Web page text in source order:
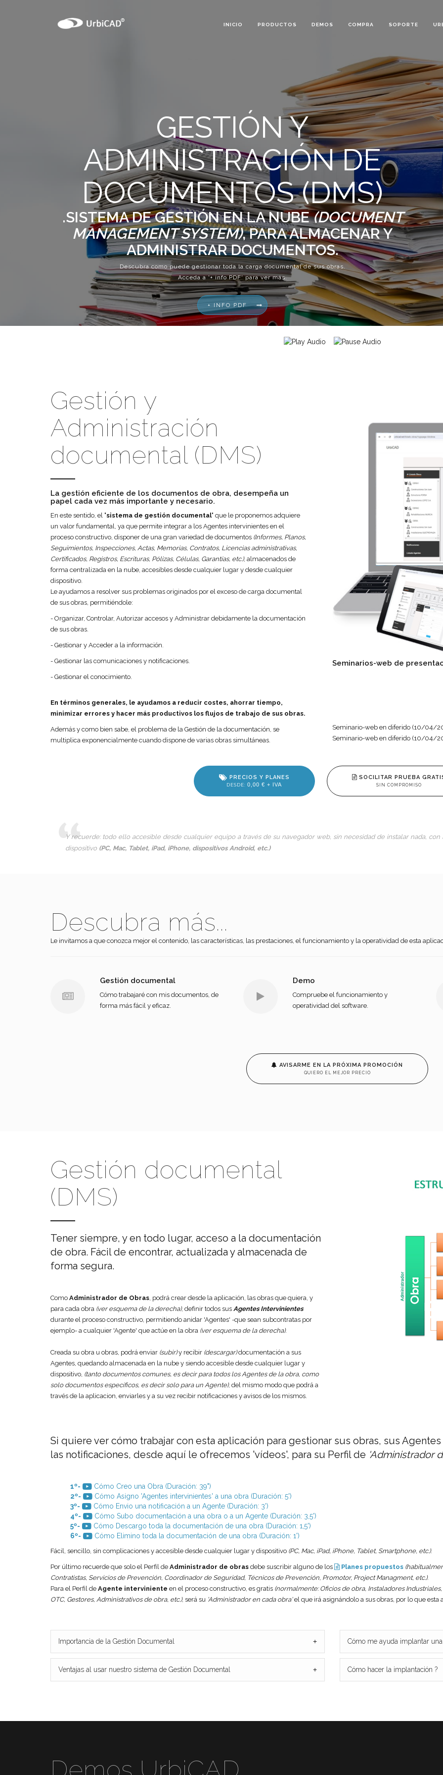
INICIO PRODUCTOS DEMOS COMPRA SOPORTE
GESTIÓN Y
ADMINISTRACIÓN DE
DOCUMENTOS (DMS)
.SISTEMA DE GESTIÓN EN LA NUBE(DOCUMENT
MANAGEMENT SYSTEM), PARA ALMACENAR Y
ADMINISTRAR DOCUMENTOS.
Descubra como puede gestionar toda la carga documental de sus obras.
Acceda a '+ info PDF' para ver más.
+ INFO PDF
Gestión y
Administración
documental (DMS)
La gestión eficiente de los documentos de obra, desempeña un
papel cada vez más importante y necesario.
En este sentido, el 'sistema de gestión documental' que le proponemos adquiere
un valor fundamental, ya que permite integrar a los Agentes intervinientes en el
proceso constructivo, disponer de una gran variedad de documentos (Informes, Planos,
Seguimientos, Inspecciones, Actas, Memorias, Contratos, Licencias administrativas,
Certificados, Registros, Escrituras, Pólizas, Células, Garantías, etc.), almacenados de
forma centralizada en la nube, accesibles desde cualquier lugar y desde cualquier
dispositivo.
Le ayudamos a resolver sus problemas originados por el exceso de carga documental
de sus obras, permitiéndole:
- Organizar, Controlar, Autorizar accesos y Administrar debidamente la documentación
de sus obras.
- Gestionar y Acceder a la información.
- Gestionar las comunicaciones y notificaciones.
- Gestionar el conocimiento.
En términos generales, le ayudamos a reducir costes, ahorrar tiempo,
minimizar errores y hacer más productivos los flujos de trabajo de sus obras.
Además y como bien sabe, el problema de la Gestión de la documentación, se
multiplica exponencialmente cuando dispone de varias obras simultáneas.
Seminarios-web de
Seminario-web en diferido (10/04/
Seminario-web en diferido (10/04/
PRECIOS Y PLANES
DESDE: 0,00 € + IVA
SOCILITAR PRUEBA
SIN COMPROMISO
Y recuerde: todo ello accesible desde cualquier equipo a través de su navegador web, sin necesidad de instalar nada,
dispositivo (PC, Mac, Tablet, iPad, iPhone, dispositivos Android, etc.)
Descubra más...
Le invitamos a que conozca mejor el contenido, las características, las prestaciones, el funcionamiento y la operatividad de esta
Gestión documental
Cómo trabajaré con mis documentos, de
forma más fácil y eficaz.
Demo
Compruebe el funcionamiento y
operatividad del software.
AVISARME EN LA PRÓXIMA PROMOCIÓN
QUIERO EL MEJOR PRECIO
Gestión documental
(DMS)
Tener siempre, y en todo lugar, acceso a la documentación
de obra. Fácil de encontrar, actualizada y almacenada de
forma segura.
Como Administrador de Obras, podrá crear desde la aplicación, las obras que quiera, y
para cada obra (ver esquema de la derecha), definir todos sus Agentes Intervinientes
durante el proceso constructivo, permitiendo anidar 'Agentes' -que sean subcontratas por
ejemplo- a cualquier 'Agente' que actúe en la obra (ver esquema de la derecha).
Creada su obra u obras, podrá enviar (subir)y recibir (descargar)documentación a sus
Agentes, quedando almacenada en la nube y siendo accesible desde cualquier lugar y
dispositivo, (tanto documentos comunes, es decir para todos los Agentes de la obra, como
solo documentos específicos, es decir solo para un Agente), del mismo modo que podrá a
través de la aplicacion, enviarles y a su vez recibir notificaciones y avisos de los mismos.
Si quiere ver cómo trabajar con esta aplicación para gestionar sus obras, sus
las notificaciones, desde aquí le ofrecemos 'vídeos', para su Perfil de 'Administrador
1º-
Cómo Creo una Obra (Duración: 39")
2º-
Cómo Asigno 'Agentes intervinientes' a una obra (Duración: 5')
3º-
Cómo Envio una notificación a un Agente (Duración: 3')
4º-
Cómo Subo documentación a una obra o a un Agente (Duración: 3,5')
5º-
Cómo Descargo toda la documentación de una obra (Duración: 1,5')
6º-
Cómo Elimino toda la documentación de una obra (Duración: 1')
Fácil, sencillo, sin complicaciones y accesible desde cualquier lugar y dispositivo (PC, Mac, iPad, iPhone, Tablet, Smartphone, etc.).
Por último recuerde que solo el Perfil de Administrador de obras debe suscribir alguno de los Planes propuestos
Contratistas, Servicios de Prevención, Coordinador de Seguridad, Técnicos de Prevención, Promotor, Project Managment, etc.).
Para el Perfil de Agente interviniente en el proceso constructivo, es gratis (normalmente: Oficios de obra, Instaladores
OTC, Gestores, Administrativos de obra, etc.), será su 'Administrador en cada obra'el que irá asignándolo a sus obras, por lo que esta
Importancia de la Gestión Documental +
Ventajas al usar nuestro sistema de Gestión Documental +
Cómo me ayuda implantar
Cómo hacer la implantación ?